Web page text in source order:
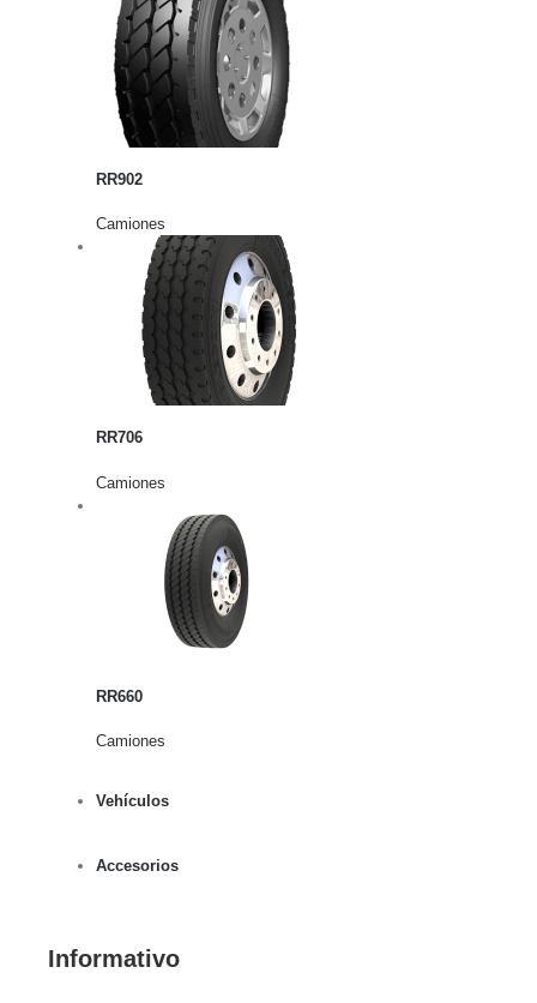
RR902
Camiones
RR706
Camiones
RR660
Camiones
Vehículos
Accesorios
Informativo